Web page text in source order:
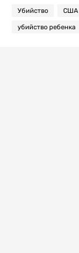
Убийство США
убийство ребенка